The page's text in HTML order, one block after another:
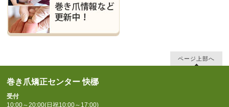
ページ上部へ
巻き爪矯正センター 快梛
受付
10:00～20:00(日祝10:00～17:00)